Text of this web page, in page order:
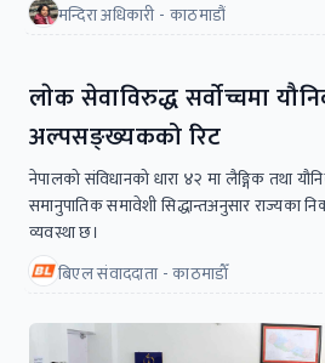
मन्दिरा अधिकारी - काठमाडौं
लाेक सेवाविरुद्ध सर्वाेच्चमा
अल्पसङ्ख्यकको रिट
नेपालको संविधानको धारा ४२ मा लैङ्गिक तथा
समानुपातिक समावेशी सिद्धान्तअनुसार राज्यका
व्यवस्था छ।
बिएल संवाददाता - काठमाडाैँ